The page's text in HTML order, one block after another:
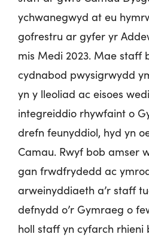
ychwanegwyd at eu
gofrestru ar gyfer yr
mis Medi 2023. Mae staff
cydnabod pwysigrwydd
yn y lleoliad ac eisoes
integreiddio rhywfaint o
drefn feunyddiol, hyd yn
Camau. Rwyf bob amser
gan frwdfrydedd ac
arweinyddiaeth a’r staff
defnydd o’r Gymraeg o
holl staff yn cyfarch